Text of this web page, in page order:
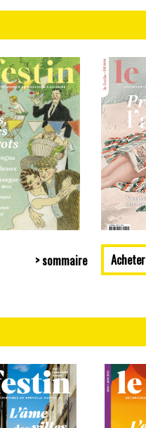
> sommaire Acheter